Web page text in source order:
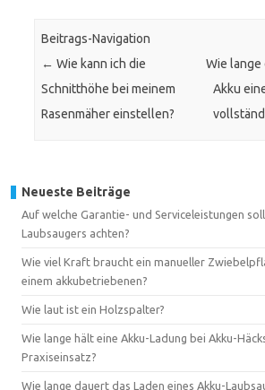
Beitrags-Navigation
← Wie kann ich die
Schnitthöhe bei meinem
Rasenmäher einstellen?
Wie lange
Akku
Neueste Beiträge
Auf welche Garantie- und Serviceleistungen
Laubsaugers achten?
Wie viel Kraft braucht ein manueller
einem akkubetriebenen?
Wie laut ist ein Holzspalter?
Wie lange hält eine Akku-Ladung bei Akku-
Praxiseinsatz?
Wie lange dauert das Laden eines Akku-